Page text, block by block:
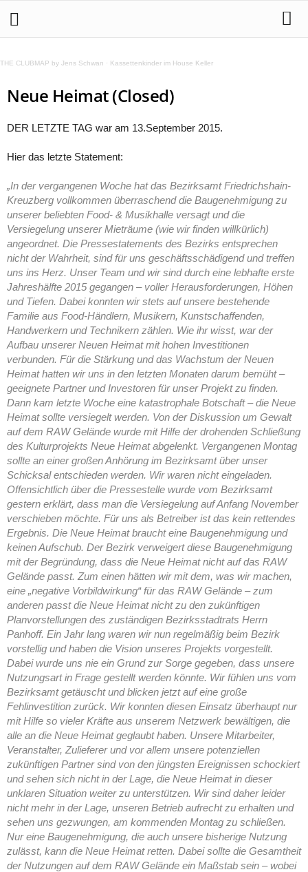
THE CLUBMAP by Jens Schwan · Kassettenkinder im House Keller
Neue Heimat (Closed)
DER LETZTE TAG war am 13.September 2015.
Hier das letzte Statement:
„In der vergangenen Woche hat das Bezirksamt Friedrichshain-
Kreuzberg vollkommen überraschend die Baugenehmigung zu
unserer beliebten Food- & Musikhalle versagt und die
Versiegelung unserer Mieträume (wie wir finden willkürlich)
angeordnet. Die Pressestatements des Bezirks entsprechen
nicht der Wahrheit, sind für uns geschäftsschädigend und treffen
uns ins Herz. Unser Team und wir sind durch eine lebhafte erste
Jahreshälfte 2015 gegangen – voller Herausforderungen, Höhen
und Tiefen. Dabei konnten wir stets auf unsere bestehende
Familie aus Food-Händlern, Musikern, Kunstschaffenden,
Handwerkern und Technikern zählen. Wie ihr wisst, war der
Aufbau unserer Neuen Heimat mit hohen Investitionen
verbunden. Für die Stärkung und das Wachstum der Neuen
Heimat hatten wir uns in den letzten Monaten darum bemüht –
geeignete Partner und Investoren für unser Projekt zu finden.
Dann kam letzte Woche eine katastrophale Botschaft – die Neue
Heimat sollte versiegelt werden. Von der Diskussion um Gewalt
auf dem RAW Gelände wurde mit Hilfe der drohenden Schließung
des Kulturprojekts Neue Heimat abgelenkt. Vergangenen Montag
sollte an einer großen Anhörung im Bezirksamt über unser
Schicksal entschieden werden. Wir waren nicht eingeladen.
Offensichtlich über die Pressestelle wurde vom Bezirksamt
gestern erklärt, dass man die Versiegelung auf Anfang November
verschieben möchte. Für uns als Betreiber ist das kein rettendes
Ergebnis. Die Neue Heimat braucht eine Baugenehmigung und
keinen Aufschub. Der Bezirk verweigert diese Baugenehmigung
mit der Begründung, dass die Neue Heimat nicht auf das RAW
Gelände passt. Zum einen hätten wir mit dem, was wir machen,
eine „negative Vorbildwirkung“ für das RAW Gelände – zum
anderen passt die Neue Heimat nicht zu den zukünftigen
Planvorstellungen des zuständigen Bezirksstadtrats Herrn
Panhoff. Ein Jahr lang waren wir nun regelmäßig beim Bezirk
vorstellig und haben die Vision unseres Projekts vorgestellt.
Dabei wurde uns nie ein Grund zur Sorge gegeben, dass unsere
Nutzungsart in Frage gestellt werden könnte. Wir fühlen uns vom
Bezirksamt getäuscht und blicken jetzt auf eine große
Fehlinvestition zurück. Wir konnten diesen Einsatz überhaupt nur
mit Hilfe so vieler Kräfte aus unserem Netzwerk bewältigen, die
alle an die Neue Heimat geglaubt haben. Unsere Mitarbeiter,
Veranstalter, Zulieferer und vor allem unsere potenziellen
zukünftigen Partner sind von den jüngsten Ereignissen schockiert
und sehen sich nicht in der Lage, die Neue Heimat in dieser
unklaren Situation weiter zu unterstützen. Wir sind daher leider
nicht mehr in der Lage, unseren Betrieb aufrecht zu erhalten und
sehen uns gezwungen, am kommenden Montag zu schließen.
Nur eine Baugenehmigung, die auch unsere bisherige Nutzung
zulässt, kann die Neue Heimat retten. Dabei sollte die Gesamtheit
der Nutzungen auf dem RAW Gelände ein Maßstab sein – wobei